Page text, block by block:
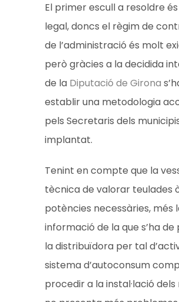
El primer escull a resoldre
legal, doncs el règim de
de l’administració és molt
però gràcies a la decidida
de la Diputació de Girona
establir una metodologia
pels Secretaris dels
implantat.
Tenint en compte que la
tècnica de valorar teulades
potències necessàries, més
informació de la que s’ha
la distribuïdora per tal
sistema d’autoconsum
procedir a la instal·lació dels